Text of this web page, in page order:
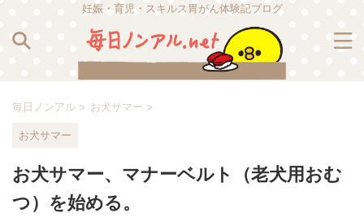
妊娠・育児・スキルス胃がん体験記ブログ
毎日ノンアル > お犬サマー >
お犬サマー
お犬サマー、マナーベルト（老犬用おむ
つ）を始める。